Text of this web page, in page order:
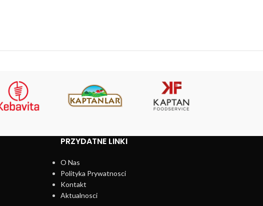
PRZYDATNE LINKI
O Nas
Polityka Prywatnosci
Kontakt
Aktualnosci